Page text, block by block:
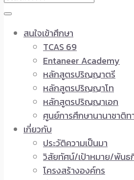
สนใจเข้าศึกษา
TCAS 69
Entaneer Academy
หลักสูตรปริญญาตรี
หลักสูตรปริญญาโท
หลักสูตรปริญญาเอก
ศูนย์การศึกษานานาชาติท
เกี่ยวกับ
ประวัติความเป็นมา
วิสัยทัศน์/เป้าหมาย/พัน
โครงสร้างองค์กร